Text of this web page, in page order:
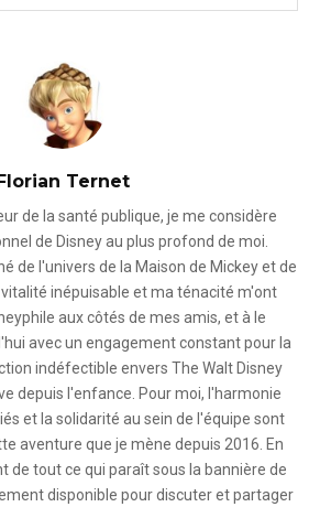
Ternet
de la santé publique, je me considère
de Disney au plus profond de moi.
de l'univers de la Maison de Mickey et de
inépuisable et ma ténacité m'ont
aux côtés de mes amis, et à le
avec un engagement constant pour la
indéfectible envers The Walt Disney
depuis l'enfance. Pour moi, l'harmonie
et la solidarité au sein de l'équipe sont
aventure que je mène depuis 2016. En
de tout ce qui paraît sous la bannière de
disponible pour discuter et partager